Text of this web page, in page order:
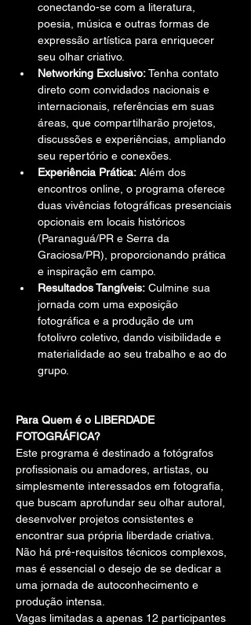
conectando-se com a literatura,
poesia, música e outras formas de
expressão artística para enriquecer
seu olhar criativo.
Networking Exclusivo: Tenha contato
direto com convidados nacionais e
internacionais, referências em suas
áreas, que compartilharão projetos,
discussões e experiências, ampliando
seu repertório e conexões.
Experiência Prática: Além dos
encontros online, o programa oferece
duas vivências fotográficas presenciais
opcionais em locais históricos
(Paranaguá/PR e Serra da
Graciosa/PR), proporcionando prática
e inspiração em campo.
Resultados Tangíveis: Culmine sua
jornada com uma exposição
fotográfica e a produção de um
fotolivro coletivo, dando visibilidade e
materialidade ao seu trabalho e ao do
grupo.
Para Quem é o LIBERDADE
FOTOGRÁFICA?
Este programa é destinado a fotógrafos
profissionais ou amadores, artistas, ou
simplesmente interessados em fotografia,
que buscam aprofundar seu olhar autoral,
desenvolver projetos consistentes e
encontrar sua própria liberdade criativa.
Não há pré-requisitos técnicos complexos,
mas é essencial o desejo de se dedicar a
uma jornada de autoconhecimento e
produção intensa.
Vagas limitadas a apenas 12 participantes